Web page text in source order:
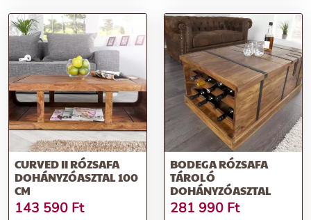
CURVED II RÓZSAFA
DOHÁNYZÓASZTAL 100
CM
143 590 Ft
BODEGA RÓZSAFA
TÁROLÓ
DOHÁNYZÓASZTAL
281 990 Ft